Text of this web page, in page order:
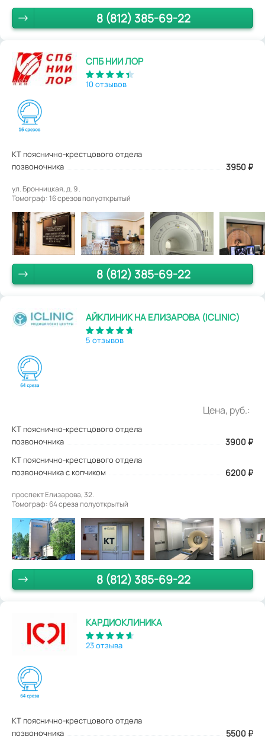
8 (812) 385-69-22
СПБ НИИ ЛОР
10 отзывов
КТ пояснично-крестцового отдела
позвоночника
3950 ₽
ул. Бронницкая, д. 9 .
Томограф: 16 срезов полуоткрытый
8 (812) 385-69-22
АЙКЛИНИК НА ЕЛИЗАРОВА (ICLINIC)
5 отзывов
Цена, руб.:
КТ пояснично-крестцового отдела
позвоночника
3900 ₽
КТ пояснично-крестцового отдела
позвоночника с копчиком
6200 ₽
проспект Елизарова, 32.
Томограф: 64 среза полуоткрытый
8 (812) 385-69-22
КАРДИОКЛИНИКА
23 отзыва
КТ пояснично-крестцового отдела
позвоночника
5500 ₽